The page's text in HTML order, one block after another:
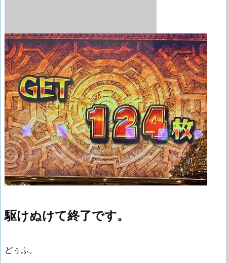
駆けぬけて終了です。
どぅふ。